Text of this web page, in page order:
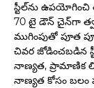
స్టీల్‌ను ఉపయోగించి
70 టై డౌన్ చైన్‌గా
ముగింపుతో పూత
చివర జోడించబడిన
నాణ్యత, ప్రామాణిక
నాణ్యత కోసం బలం